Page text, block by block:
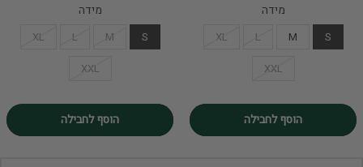
מידה
S
M
L
XL
XXL
הוסף לחבילה
מידה
S
M
L
XL
XXL
הוסף לחבילה